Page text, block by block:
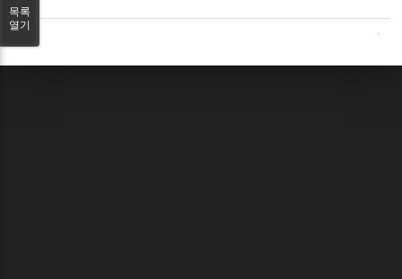
목록
열기